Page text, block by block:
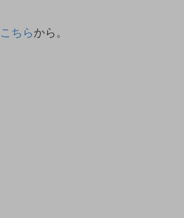
こちらから。